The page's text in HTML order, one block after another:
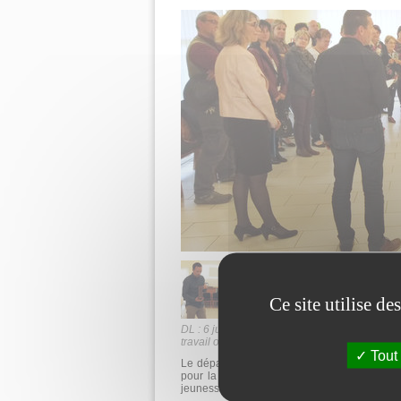
DL : 6 juin 2019 : Landry Da Silva peut être
travail ont été la pour lui rappeler
Le départ de Landry Da Silva est arrivé
pour la rnunicipa­lité qui appréciait
jeunesse à Ces­sieu.
Ce site utilise